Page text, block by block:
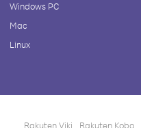
Windows PC
Mac
Linux
Rakuten Viki Rakuten Kobo